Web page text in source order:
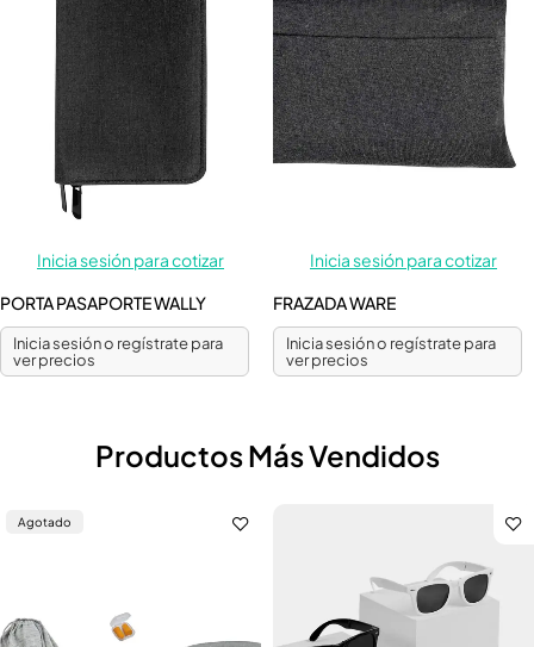
Inicia sesión para cotizar
PORTA PASAPORTE WALLY
Inicia sesión o regístrate para
ver precios
Inicia sesión para cotizar
FRAZADA WARE
Inicia sesión o regístrate para
ver precios
Productos Más Vendidos
Agotado